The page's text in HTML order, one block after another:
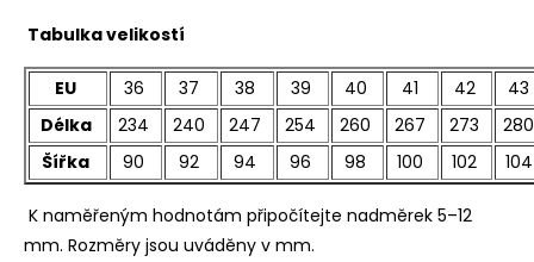
Tabulka velikostí
EU 36 37 38 39 40 41 42
43
Délka
234 240 247 254 260 267 273
280
Šířka
90 92 94 96 98 100 102 104
K naměřeným hodnotám připočítejte nadměrek 5–12
mm. Rozměry jsou uváděny v mm.